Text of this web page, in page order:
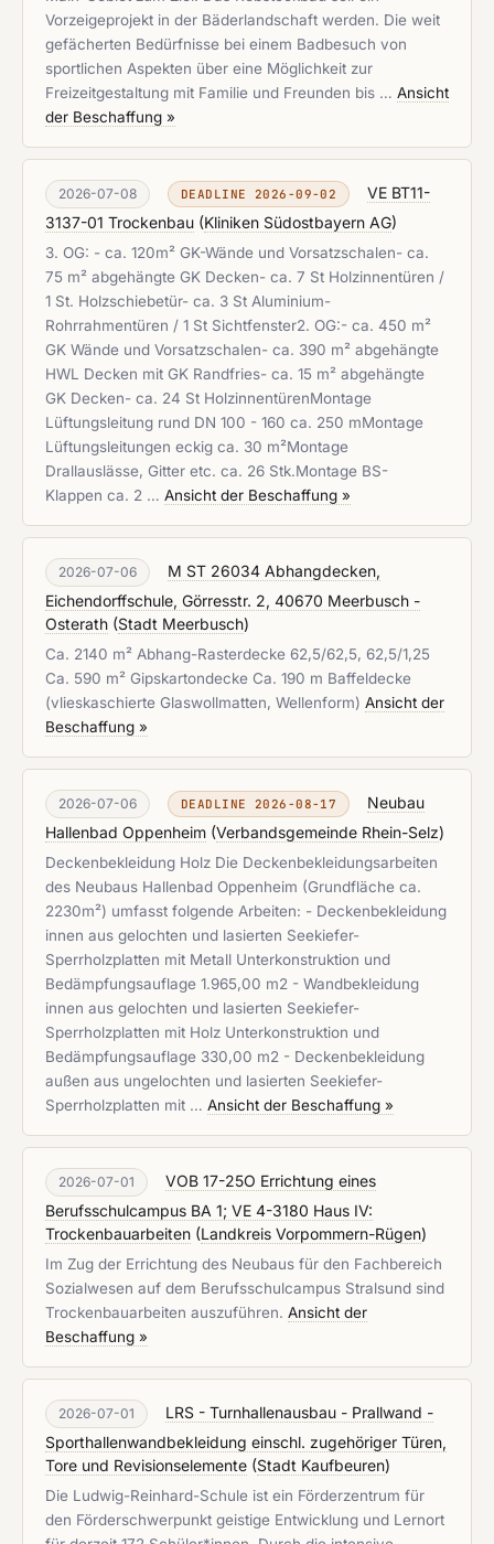
Vorzeigeprojekt in der Bäderlandschaft werden. Die weit
gefächerten Bedürfnisse bei einem Badbesuch von
sportlichen Aspekten über eine Möglichkeit zur
Freizeitgestaltung mit Familie und Freunden bis … Ansicht
der Beschaffung »
2026-07-08 DEADLINE 2026-09-02
VE BT11-
3137-01 Trockenbau (Kliniken Südostbayern AG)
3. OG: - ca. 120m² GK-Wände und Vorsatzschalen- ca.
75 m² abgehängte GK Decken- ca. 7 St Holzinnentüren /
1 St. Holzschiebetür- ca. 3 St Aluminium-
Rohrrahmentüren / 1 St Sichtfenster2. OG:- ca. 450 m²
GK Wände und Vorsatzschalen- ca. 390 m² abgehängte
HWL Decken mit GK Randfries- ca. 15 m² abgehängte
GK Decken- ca. 24 St HolzinnentürenMontage
Lüftungsleitung rund DN 100 - 160 ca. 250 mMontage
Lüftungsleitungen eckig ca. 30 m²Montage
Drallauslässe, Gitter etc. ca. 26 Stk.Montage BS-
Klappen ca. 2 … Ansicht der Beschaffung »
2026-07-06
M ST 26034 Abhangdecken,
Eichendorffschule, Görresstr. 2, 40670 Meerbusch -
Osterath (Stadt Meerbusch)
Ca. 2140 m² Abhang-Rasterdecke 62,5/62,5, 62,5/1,25
Ca. 590 m² Gipskartondecke Ca. 190 m Baffeldecke
(vlieskaschierte Glaswollmatten, Wellenform) Ansicht der
Beschaffung »
2026-07-06 DEADLINE 2026-08-17
Neubau
Hallenbad Oppenheim (Verbandsgemeinde Rhein-Selz)
Deckenbekleidung Holz Die Deckenbekleidungsarbeiten
des Neubaus Hallenbad Oppenheim (Grundfläche ca.
2230m²) umfasst folgende Arbeiten: - Deckenbekleidung
innen aus gelochten und lasierten Seekiefer-
Sperrholzplatten mit Metall Unterkonstruktion und
Bedämpfungsauflage 1.965,00 m2 - Wandbekleidung
innen aus gelochten und lasierten Seekiefer-
Sperrholzplatten mit Holz Unterkonstruktion und
Bedämpfungsauflage 330,00 m2 - Deckenbekleidung
außen aus ungelochten und lasierten Seekiefer-
Sperrholzplatten mit … Ansicht der Beschaffung »
2026-07-01
VOB 17-25O Errichtung eines
Berufsschulcampus BA 1; VE 4-3180 Haus IV:
Trockenbauarbeiten (Landkreis Vorpommern-Rügen)
Im Zug der Errichtung des Neubaus für den Fachbereich
Sozialwesen auf dem Berufsschulcampus Stralsund sind
Trockenbauarbeiten auszuführen. Ansicht der
Beschaffung »
2026-07-01
LRS - Turnhallenausbau - Prallwand -
Sporthallenwandbekleidung einschl. zugehöriger Türen,
Tore und Revisionselemente (Stadt Kaufbeuren)
Die Ludwig-Reinhard-Schule ist ein Förderzentrum für
den Förderschwerpunkt geistige Entwicklung und Lernort